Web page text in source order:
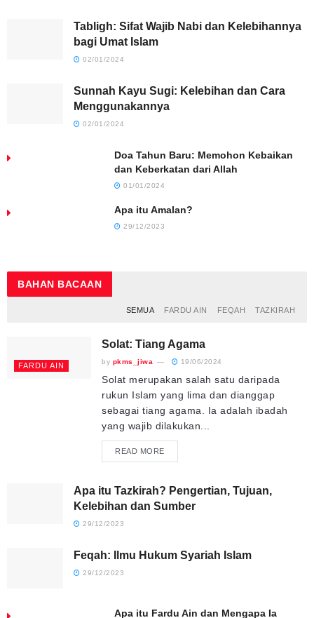
Tabligh: Sifat Wajib Nabi dan Kelebihannya
bagi Umat Islam
02/01/2024
Sunnah Kayu Sugi: Kelebihan dan Cara
Menggunakannya
02/01/2024
Doa Tahun Baru: Memohon Kebaikan
dan Keberkatan dari Allah
01/01/2024
Apa itu Amalan?
29/12/2023
BAHAN BACAAN
SEMUA FARDU AIN FEQAH TAZKIRAH
FARDU AIN
Solat: Tiang Agama
by pkms_jiwa 19/06/2024
Solat merupakan salah satu daripada
rukun Islam yang lima dan dianggap
sebagai tiang agama. Ia adalah ibadah
yang wajib dilakukan...
READ MORE
Apa itu Tazkirah? Pengertian, Tujuan,
Kelebihan dan Sumber
29/12/2023
Feqah: Ilmu Hukum Syariah Islam
29/12/2023
Apa itu Fardu Ain dan Mengapa Ia